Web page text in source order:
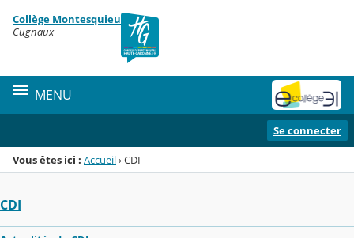
Menu de la rubrique
Contenu
Collège Montesquieu
Cugnaux
MENU
Se connecter
Vous êtes ici : Accueil›CDI
CDI